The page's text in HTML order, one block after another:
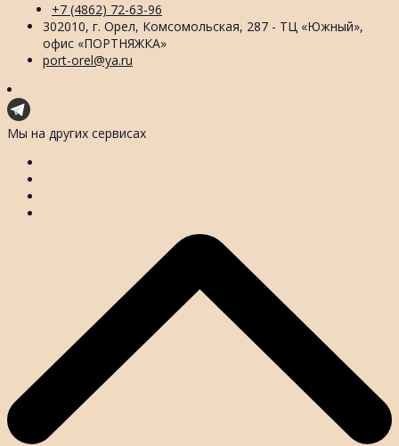
+7 (4862) 72-63-96
302010, г. Орел, Комсомольская, 287 - ТЦ «Южный»,
офис «ПОРТНЯЖКА»
port-orel@ya.ru
Мы на других сервисах